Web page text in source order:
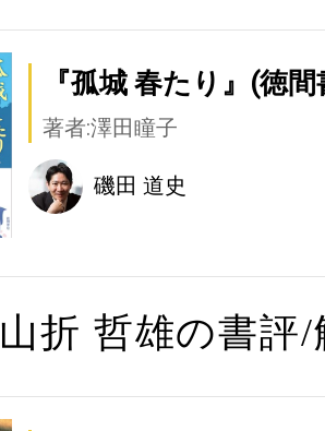
『孤城 春たり』(徳
著者:澤田瞳子
磯田 道史
山折 哲雄の書評